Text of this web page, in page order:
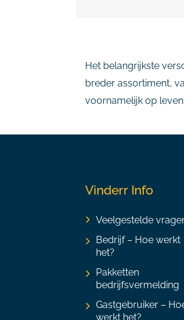
Het belangrijkste
breder assortiment,
voornamelijk op
Vinderr Info
Veelgestelde
Bedrijf – Hoe werkt
het?
Pakketten
bedrijfsvermelding
Gastgebruiker –
werkt het?